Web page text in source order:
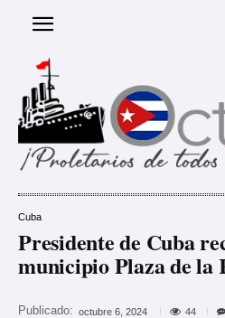
Cuba
Presidente de Cuba
municipio Plaza de la
Publicado: octubre 6, 2024 44